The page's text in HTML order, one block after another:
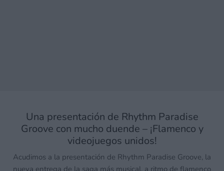
Una presentación de Rhythm Paradise
Groove con mucho duende – ¡Flamenco y
videojuegos unidos!
Acudimos a la presentación de Rhythm Paradise Groove, la
nueva entrega de la saga más musical, a ritmo de flamenco